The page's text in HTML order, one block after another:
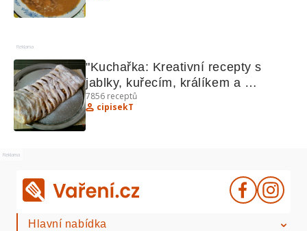
Reklama
"Kuchařka: Kreativní recepty s
jablky, kuřecím, králíkem a
bochánky"
7856 receptů
cipisekT
Reklama
Hlavní nabídka